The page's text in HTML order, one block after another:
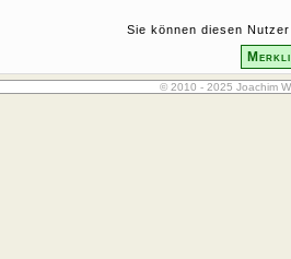
Sie können diesen
© 2010 - 2025 Joachim